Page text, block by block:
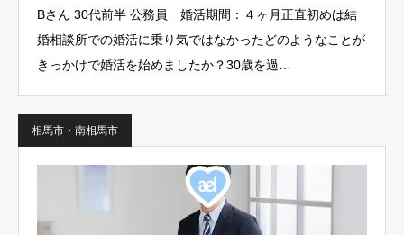
Bさん 30代前半 公務員 婚活期間：４ヶ月正直初めは結
婚相談所での婚活に乗り気ではなかったどのようなことが
きっかけで婚活を始めましたか？30歳を過…
相馬市・南相馬市